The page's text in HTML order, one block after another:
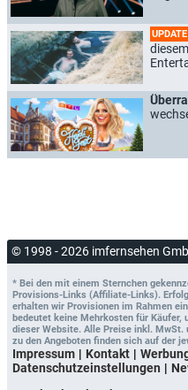
UPDATE
© 1998 - 2026 imfernsehen
* Bei den mit einem Sternchen
Provisions-Links (Affiliate-Links).
erhalten wir Provisionen im Rahmen
bedeutet keine Mehrkosten für Käufer,
dieser Website. Alle Preise inkl.
zu den Angeboten finden sich auf der
Impressum Kontakt
Datenschutzeinstellungen